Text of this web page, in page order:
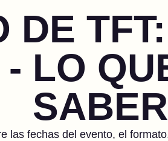
DE
LO
SABER
las fechas del evento, el